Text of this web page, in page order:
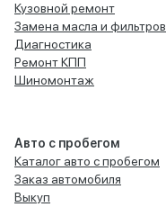
Кузовной ремонт
Замена масла и фильтров
Диагностика
Ремонт КПП
Шиномонтаж
Авто с пробегом
Каталог авто с пробегом
Заказ автомобиля
Выкуп